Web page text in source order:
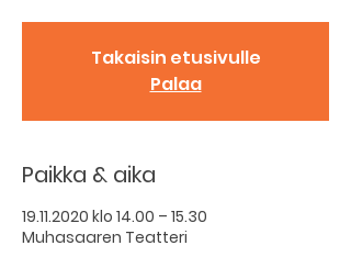
Takaisin etusivulle
Palaa
Paikka & aika
19.11.2020 klo 14.00 – 15.30
Muhasaaren Teatteri